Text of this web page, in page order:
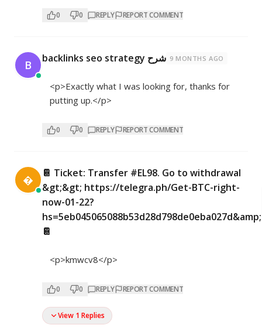
0 0 REPLY REPORT COMMENT
B backlinks seo strategy شرح 9 MONTHS AGO
<p>Exactly what I was looking for, thanks for
putting up.</p>
0 0 REPLY REPORT COMMENT

📔 Ticket: Transfer #EL98. Go to withdrawal
&gt;&gt; https://telegra.ph/Get-BTC-right-
now-01-22?
hs=5eb045065088b53d28d798de0eba027d&amp;
📔
<p>kmwcv8</p>
0 0 REPLY REPORT COMMENT
View 1 Replies